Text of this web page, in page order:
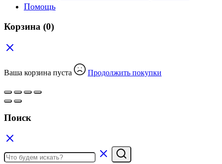
Помощь
Корзина (0)
Ваша корзина пуста Продолжить покупки
Поиск